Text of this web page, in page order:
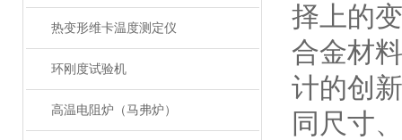
热变形维卡温度测定仪
环刚度试验机
高温电阻炉（马弗炉）
择上的
合金材
计的创
同尺寸